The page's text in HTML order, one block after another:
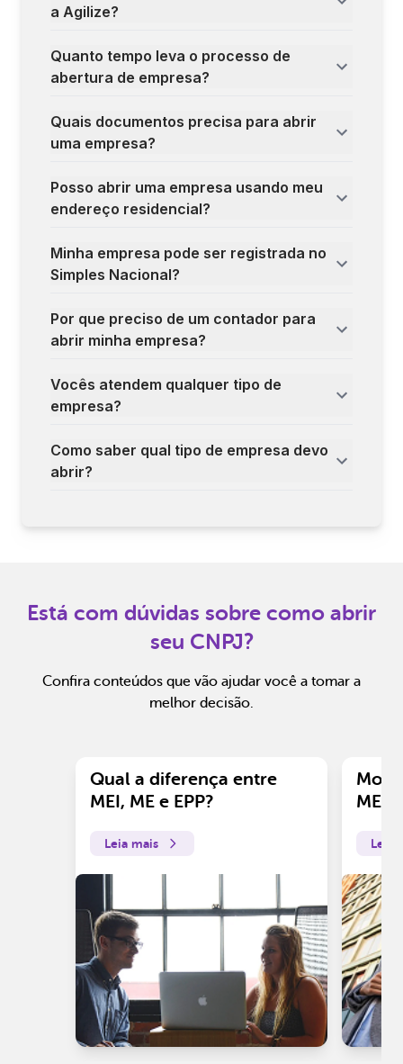
a Agilize?
Quanto tempo leva o processo de
abertura de empresa?
Quais documentos precisa para abrir
uma empresa?
Posso abrir uma empresa usando meu
endereço residencial?
Minha empresa pode ser registrada no
Simples Nacional?
Por que preciso de um contador para
abrir minha empresa?
Vocês atendem qualquer tipo de
empresa?
Como saber qual tipo de empresa devo
abrir?
Está com dúvidas sobre como abrir
seu CNPJ?
Confira conteúdos que vão ajudar você a tomar a
melhor decisão.
Qual a diferença entre
MEI, ME e EPP?
Leia mais
ME?
Leia